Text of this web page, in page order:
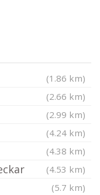
(1.86 km)
(2.66 km)
(2.99 km)
(4.24 km)
(4.38 km)
(4.53 km)
(5.7 km)